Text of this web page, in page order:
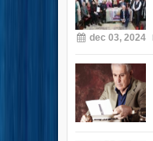
dec 03, 2024